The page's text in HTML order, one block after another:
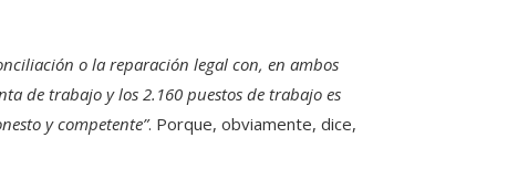
o la reparación legal con, en ambos
de trabajo y los 2.160 puestos de trabajo es
y competente”. Porque, obviamente, dice,